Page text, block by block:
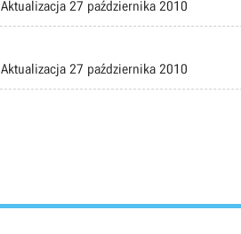
Aktualizacja 27 października 2010
Aktualizacja 27 października 2010